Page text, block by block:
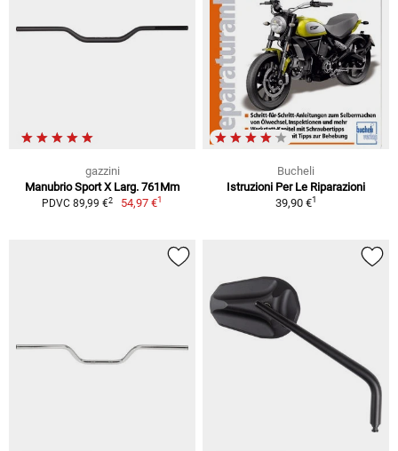
gazzini
Manubrio Sport X Larg. 761Mm
PDVC 89,99 €2 54,97 €1
Bucheli
Istruzioni Per Le Riparazioni
39,90 €1